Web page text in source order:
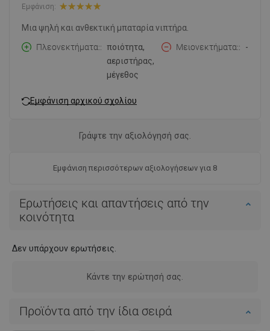
Εμφάνιση:
Μια ψηλή και ανθεκτική μπαταρία νιπτήρα.
Πλεονεκτήματα:
ποιότητα,
αεριστήρας,
μέγεθος
Μειονεκτήματα: -
Εμφάνιση αρχικού σχολίου
Εμφάνιση περισσότερων αξιολογήσεων για 8
Γράψτε την αξιολόγησή σας.
Ερωτήσεις και απαντήσεις από την
κοινότητα
Δεν υπάρχουν ερωτήσεις.
Κάντε την ερώτησή σας.
Προϊόντα από την ίδια σειρά